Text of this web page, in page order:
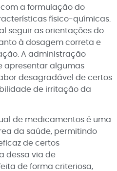
a formulação do
físico-químicas.
seguir as orientações do
à dosagem correta e
A administração
apresentar algumas
desagradável de certos
de irritação da
de medicamentos é uma
da saúde, permitindo
de certos
dessa via de
de forma criteriosa,